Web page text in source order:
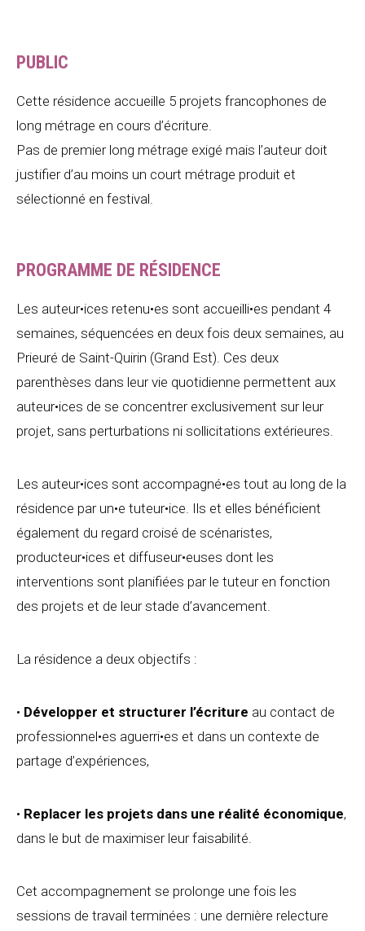
PUBLIC
Cette résidence accueille 5 projets francophones de
long métrage en cours d’écriture.
Pas de premier long métrage exigé mais l’auteur doit
justifier d’au moins un court métrage produit et
sélectionné en festival.
PROGRAMME DE RÉSIDENCE
Les auteur•ices retenu•es sont accueilli•es pendant 4
semaines, séquencées en deux fois deux semaines, au
Prieuré de Saint-Quirin (Grand Est). Ces deux
parenthèses dans leur vie quotidienne permettent aux
auteur•ices de se concentrer exclusivement sur leur
projet, sans perturbations ni sollicitations extérieures.
Les auteur•ices sont accompagné•es tout au long de la
résidence par un•e tuteur•ice. Ils et elles bénéficient
également du regard croisé de scénaristes,
producteur•ices et diffuseur•euses dont les
interventions sont planifiées par le tuteur en fonction
des projets et de leur stade d’avancement.
La résidence a deux objectifs :
• Développer et structurer l’écriture au contact de
professionnel•es aguerri•es et dans un contexte de
partage d’expériences,
• Replacer les projets dans une réalité économique,
dans le but de maximiser leur faisabilité.
Cet accompagnement se prolonge une fois les
sessions de travail terminées : une dernière relecture